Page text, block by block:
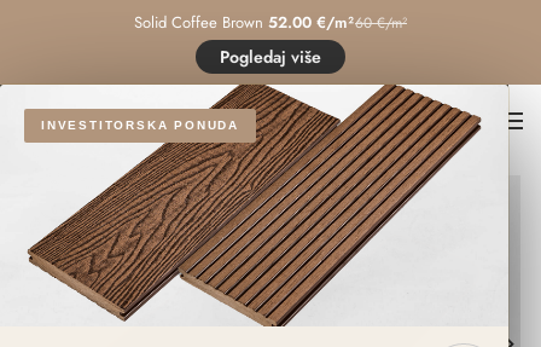
INVESTITORSKA PONUDA
Solid Coffee Brown 52.00 €/m²60 €/m²
Pogledaj više